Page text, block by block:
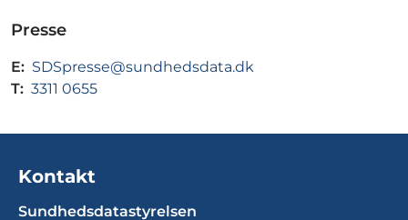
Presse
E: SDSpresse@sundhedsdata.dk
T: 3311 0655
Kontakt
Sundhedsdatastyrelsen